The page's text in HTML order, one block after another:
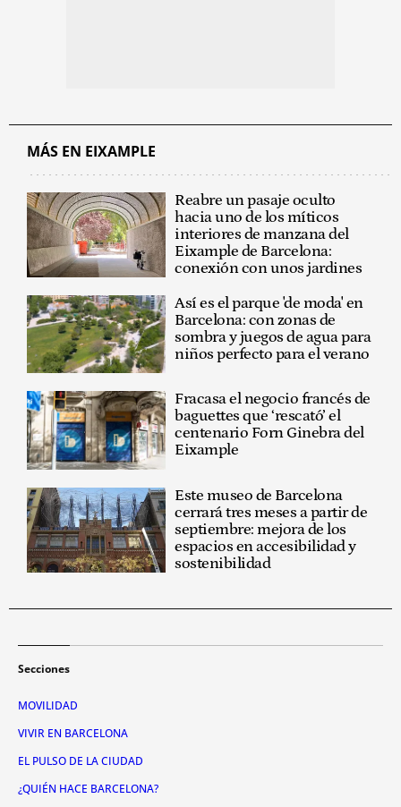
MÁS EN EIXAMPLE
Reabre un pasaje oculto
hacia uno de los míticos
interiores de manzana del
Eixample de Barcelona:
conexión con unos jardines
Así es el parque 'de moda' en
Barcelona: con zonas de
sombra y juegos de agua para
niños perfecto para el verano
Fracasa el negocio francés de
baguettes que ‘rescató’ el
centenario Forn Ginebra del
Eixample
Este museo de Barcelona
cerrará tres meses a partir de
septiembre: mejora de los
espacios en accesibilidad y
sostenibilidad
Secciones
MOVILIDAD
VIVIR EN BARCELONA
EL PULSO DE LA CIUDAD
¿QUIÉN HACE BARCELONA?